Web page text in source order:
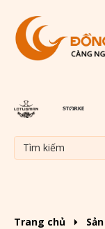
Trang chủ